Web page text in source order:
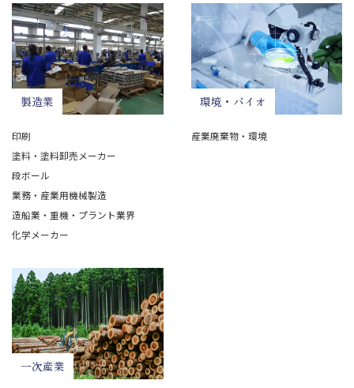
製造業
印刷
塗料・塗料卸売メーカー
段ボール
業務・産業用機械製造
造船業・重機・プラント業界
化学メーカー
環境・バイオ
産業廃棄物・環境
一次産業